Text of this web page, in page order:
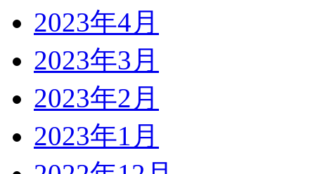
2023年4月
2023年3月
2023年2月
2023年1月